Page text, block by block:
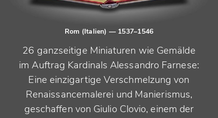
Rom (Italien) — 1537–1546
26 ganzseitige Miniaturen wie Gemälde
im Auftrag Kardinals Alessandro Farnese:
Eine einzigartige Verschmelzung von
Renaissancemalerei und Manierismus,
geschaffen von Giulio Clovio, einem der